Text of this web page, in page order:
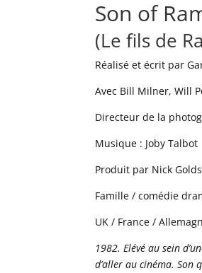
Son of
(Le fils de
Réalisé et écrit par
Avec Bill Milner, Will
Directeur de la
Musique : Joby Talbot
Produit par Nick
Famille / comédie
UK / France /
1982. Elévé au sein
d’aller au cinéma.